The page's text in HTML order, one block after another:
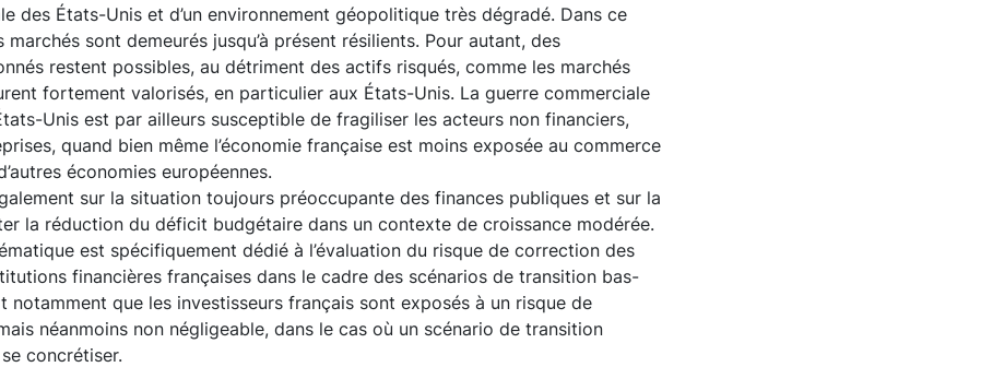
des États-Unis et d’un environnement géopolitique très dégradé. Dans ce
sont demeurés jusqu’à présent résilients. Pour autant, des
restent possibles, au détriment des actifs risqués, comme les marchés
fortement valorisés, en particulier aux États-Unis. La guerre commerciale
Unis est par ailleurs susceptible de fragiliser les acteurs non financiers,
quand bien même l’économie française est moins exposée au commerce
économies européennes.
sur la situation toujours préoccupante des finances publiques et sur la
la réduction du déficit budgétaire dans un contexte de croissance modérée.
est spécifiquement dédié à l’évaluation du risque de correction des
financières françaises dans le cadre des scénarios de transition bas-
notamment que les investisseurs français sont exposés à un risque de
néanmoins non négligeable, dans le cas où un scénario de transition
concrétiser.